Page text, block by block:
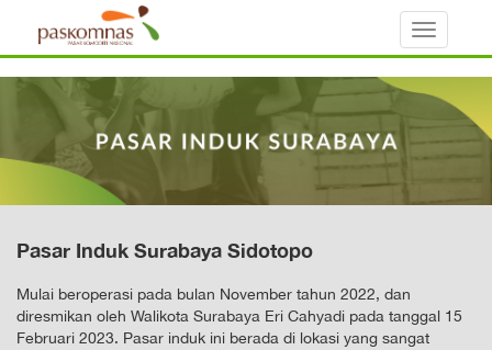
Toggle
Pasar Induk Surabaya Sidotopo
Mulai beroperasi pada bulan November tahun 2022, dan
diresmikan oleh Walikota Surabaya Eri Cahyadi pada tanggal 15
Februari 2023. Pasar induk ini berada di lokasi yang sangat